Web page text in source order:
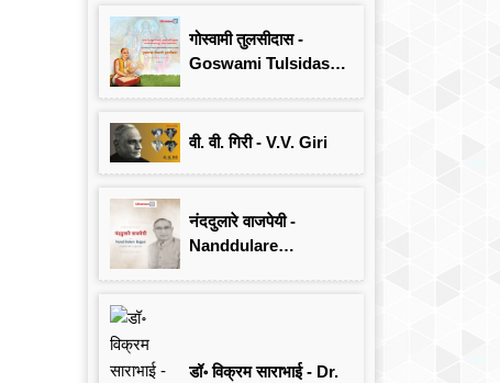
गोस्वामी तुलसीदास -
Goswami Tulsidas:
वी. वी. गिरी - V.V. Giri
नंददुलारे वाजपेयी -
Nanddulare
डॉ॰ विक्रम साराभाई - Dr.